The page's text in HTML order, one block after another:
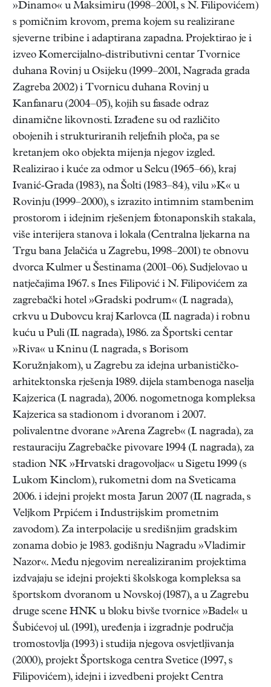
»Dinamo« u Maksimiru (1998–2001, s N. Filipovićem)
s pomičnim krovom, prema kojem su realizirane
sjeverne tribine i adaptirana zapadna. Projektirao je i
izveo Komercijalno-distributivni centar Tvornice
duhana Rovinj u Osijeku (1999–2001, Nagrada grada
Zagreba 2002) i Tvornicu duhana Rovinj u
Kanfanaru (2004–05), kojih su fasade odraz
dinamične likovnosti. Izrađene su od različito
obojenih i strukturiranih reljefnih ploča, pa se
kretanjem oko objekta mijenja njegov izgled.
Realizirao i kuće za odmor u Selcu (1965–66), kraj
Ivanić-Grada (1983), na Šolti (1983–84), vilu »K« u
Rovinju (1999–2000), s izrazito intimnim stambenim
prostorom i idejnim rješenjem fotonaponskih stakala,
više interijera stanova i lokala (Centralna ljekarna na
Trgu bana Jelačića u Zagrebu, 1998–2001) te obnovu
dvorca Kulmer u Šestinama (2001–06). Sudjelovao u
natječajima 1967. s Ines Filipović i N. Filipovićem za
zagrebački hotel »Gradski podrum« (I. nagrada),
crkvu u Dubovcu kraj Karlovca (II. nagrada) i robnu
kuću u Puli (II. nagrada), 1986. za Športski centar
»Riva« u Kninu (I. nagrada, s Borisom
Koružnjakom), u Zagrebu za idejna urbanističko-
arhitektonska rješenja 1989. dijela stambenoga naselja
Kajzerica (I. nagrada), 2006. nogometnoga kompleksa
Kajzerica sa stadionom i dvoranom i 2007.
polivalentne dvorane »Arena Zagreb« (I. nagrada), za
restauraciju Zagrebačke pivovare 1994 (I. nagrada), za
stadion NK »Hrvatski dragovoljac« u Sigetu 1999 (s
Lukom Kinclom), rukometni dom na Sveticama
2006. i idejni projekt mosta Jarun 2007 (II. nagrada, s
Veljkom Prpićem i Industrijskim prometnim
zavodom). Za interpolacije u središnjim gradskim
zonama dobio je 1983. godišnju Nagradu »Vladimir
Nazor«. Među njegovim nerealiziranim projektima
izdvajaju se idejni projekti školskoga kompleksa sa
športskom dvoranom u Novskoj (1987), a u Zagrebu
druge scene HNK u bloku bivše tvornice »Badel« u
Šubićevoj ul. (1991), uređenja i izgradnje područja
tromostovlja (1993) i studija njegova osvjetljivanja
(2000), projekt Športskoga centra Svetice (1997, s
Filipovićem), idejni i izvedbeni projekt Centra